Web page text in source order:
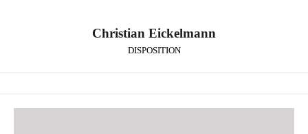
Christian Eickelmann
DISPOSITION